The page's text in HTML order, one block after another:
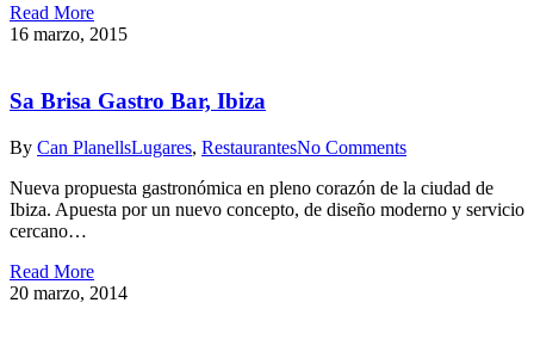
Read More
16 marzo, 2015
Sa Brisa Gastro Bar, Ibiza
By Can PlanellsLugares, RestaurantesNo Comments
Nueva propuesta gastronómica en pleno corazón de la ciudad de
Ibiza. Apuesta por un nuevo concepto, de diseño moderno y servicio
cercano…
Read More
20 marzo, 2014